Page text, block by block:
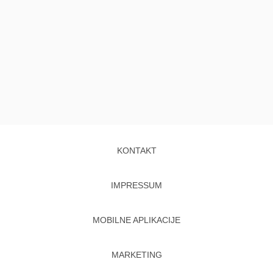
KONTAKT
IMPRESSUM
MOBILNE APLIKACIJE
MARKETING